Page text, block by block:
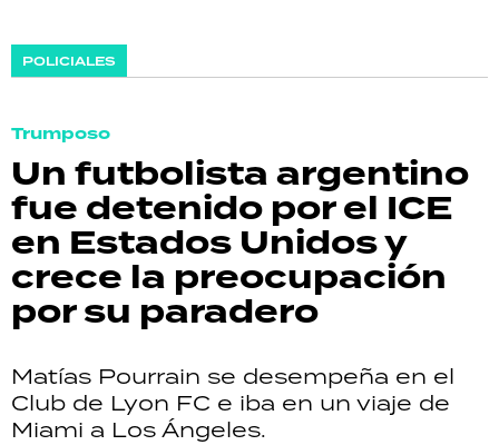
POLICIALES
Trumposo
Un futbolista argentino
fue detenido por el ICE
en Estados Unidos y
crece la preocupación
por su paradero
Matías Pourrain se desempeña en el
Club de Lyon FC e iba en un viaje de
Miami a Los Ángeles.